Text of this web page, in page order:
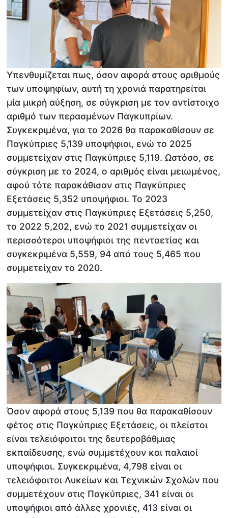
Υπενθυμίζεται πως, όσον αφορά στους αριθμούς
των υποψηφίων, αυτή τη χρονιά παρατηρείται
μία μικρή αύξηση, σε σύγκριση με τον αντίστοιχο
αριθμό των περασμένων Παγκυπρίων.
Συγκεκριμένα, για το 2026 θα παρακαθίσουν σε
Παγκύπριες 5,139 υποψήφιοι, ενώ το 2025
συμμετείχαν στις Παγκύπριες 5,119. Ωστόσο, σε
σύγκριση με το 2024, ο αριθμός είναι μειωμένος,
αφού τότε παρακάθισαν στις Παγκύπριες
Εξετάσεις 5,352 υποψήφιοι. Το 2023
συμμετείχαν στις Παγκύπριες Εξετάσεις 5,250,
το 2022 5,202, ενώ το 2021 συμμετείχαν οι
περισσότεροι υποψήφιοι της πενταετίας και
συγκεκριμένα 5,559, 94 από τους 5,465 που
συμμετείχαν το 2020.
Όσον αφορά στους 5,139 που θα παρακαθίσουν
φέτος στις Παγκύπριες Εξετάσεις, οι πλείστοι
είναι τελειόφοιτοι της δευτεροβάθμιας
εκπαίδευσης, ενώ συμμετέχουν και παλαιοί
υποψήφιοι. Συγκεκριμένα, 4,798 είναι οι
τελειόφοιτοι Λυκείων και Τεχνικών Σχολών που
συμμετέχουν στις Παγκύπριες, 341 είναι οι
υποψήφιοι από άλλες χρονιές, 413 είναι οι